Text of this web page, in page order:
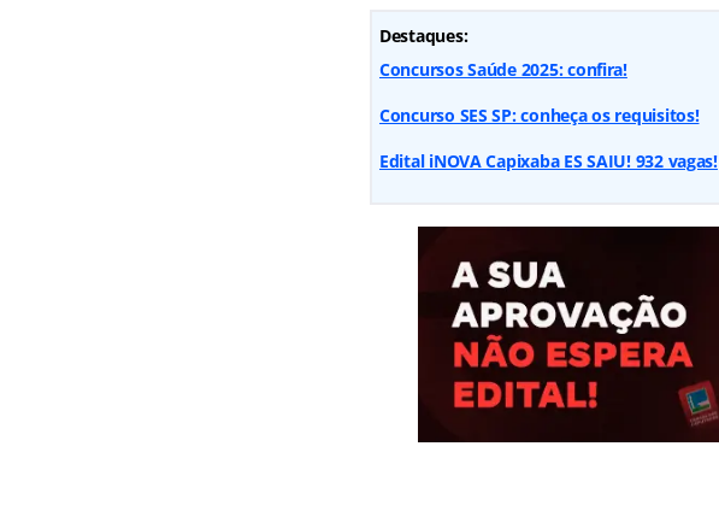
Destaques:
Concursos Saúde 2025: confira!
Concurso SES SP: conheça os requisitos!
Edital iNOVA Capixaba ES SAIU! 932 vagas!